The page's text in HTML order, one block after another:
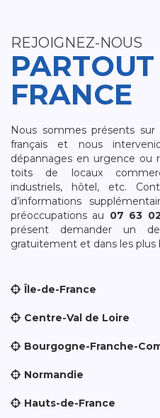
REJOIGNEZ-NOUS
PARTOUT
FRANCE
Nous sommes présents
français et nous
dépannages en urgence ou
toits de locaux
industriels, hôtel, etc.
d’informations
préoccupations au 07 63
présent demander un
gratuitement et dans les plus
Île-de-France
Centre-Val de Loire
Bourgogne-Franche-
Normandie
Hauts-de-France